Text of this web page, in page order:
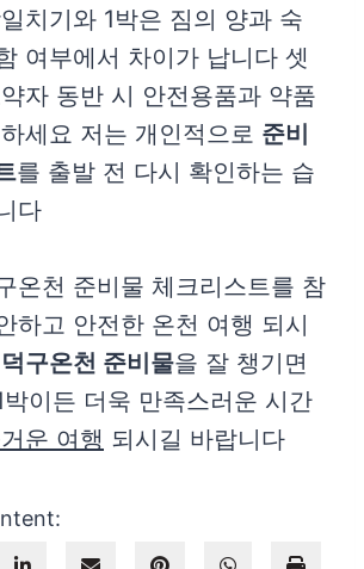
치기와 1박은 짐의 양과 숙
여부에서 차이가 납니다 셋
자 동반 시 안전용품과 약품
세요 저는 개인적으로 준비
를 출발 전 다시 확인하는 습
다
온천 준비물 체크리스트를 참
하고 안전한 온천 여행 되시
덕구온천 준비물을 잘 챙기면
박이든 더욱 만족스러운 시간
운 여행 되시길 바랍니다